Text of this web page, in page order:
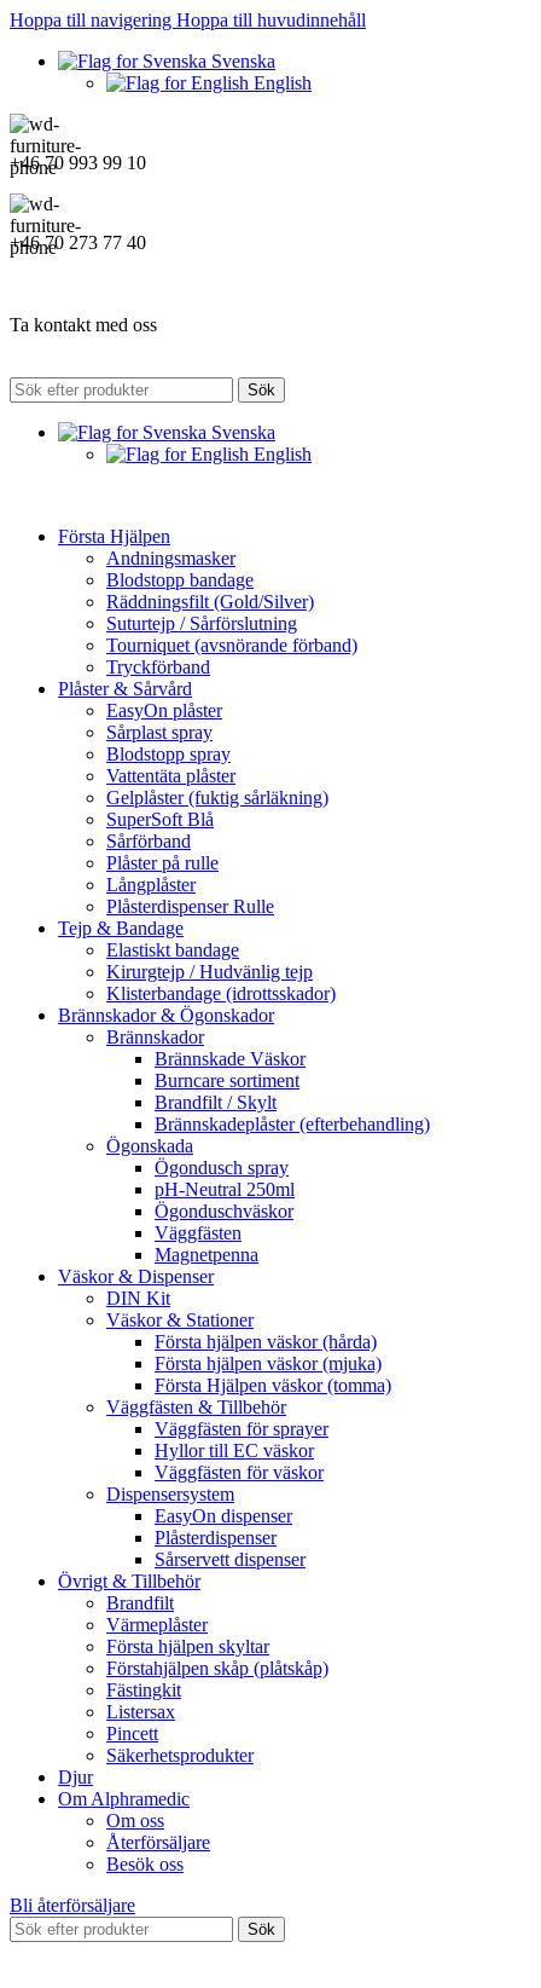
Hoppa till navigering Hoppa till huvudinnehåll
Svenska
English
+46 70 993 99 10
+46 70 273 77 40
Ta kontakt med oss
Sök
Svenska
English
Första Hjälpen
Andningsmasker
Blodstopp bandage
Räddningsfilt (Gold/Silver)
Suturtejp / Sårförslutning
Tourniquet (avsnörande förband)
Tryckförband
Plåster & Sårvård
EasyOn plåster
Sårplast spray
Blodstopp spray
Vattentäta plåster
Gelplåster (fuktig sårläkning)
SuperSoft Blå
Sårförband
Plåster på rulle
Långplåster
Plåsterdispenser Rulle
Tejp & Bandage
Elastiskt bandage
Kirurgtejp / Hudvänlig tejp
Klisterbandage (idrottsskador)
Brännskador & Ögonskador
Brännskador
Brännskade Väskor
Burncare sortiment
Brandfilt / Skylt
Brännskadeplåster (efterbehandling)
Ögonskada
Ögondusch spray
pH-Neutral 250ml
Ögonduschväskor
Väggfästen
Magnetpenna
Väskor & Dispenser
DIN Kit
Väskor & Stationer
Första hjälpen väskor (hårda)
Första hjälpen väskor (mjuka)
Första Hjälpen väskor (tomma)
Väggfästen & Tillbehör
Väggfästen för sprayer
Hyllor till EC väskor
Väggfästen för väskor
Dispensersystem
EasyOn dispenser
Plåsterdispenser
Sårservett dispenser
Övrigt & Tillbehör
Brandfilt
Värmeplåster
Första hjälpen skyltar
Förstahjälpen skåp (plåtskåp)
Fästingkit
Listersax
Pincett
Säkerhetsprodukter
Djur
Om Alphramedic
Om oss
Återförsäljare
Besök oss
Bli återförsäljare
Sök